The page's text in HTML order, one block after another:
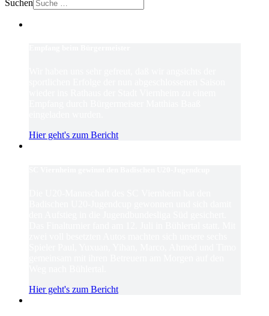
Suchen
Hier geht's zum Bericht
Hier geht's zum Bericht